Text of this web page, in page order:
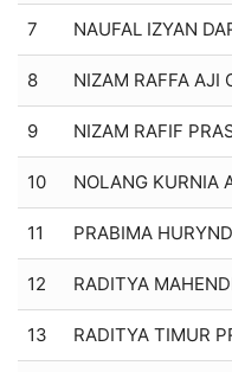
7 NAUFAL IZYAN
8 NIZAM RAFFA AJI
9 NIZAM RAFIF
10 NOLANG KURNIA
11 PRABIMA
12 RADITYA
13 RADITYA TIMUR